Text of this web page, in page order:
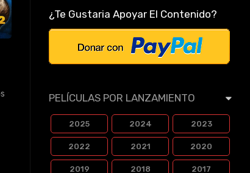
¿Te Gustaria Apoyar El Contenido?
PELÍCULAS POR LANZAMIENTO
2025 2024 2023
2022 2021 2020
2019 2018 2017